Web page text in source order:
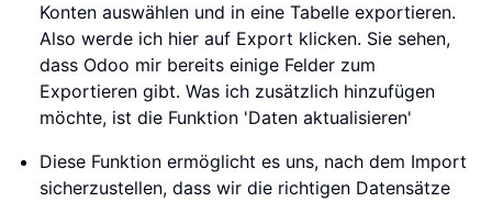
Konten auswählen und in eine Tabelle exportieren.
Also werde ich hier auf Export klicken. Sie sehen,
dass Odoo mir bereits einige Felder zum
Exportieren gibt. Was ich zusätzlich hinzufügen
möchte, ist die Funktion 'Daten aktualisieren'
Diese Funktion ermöglicht es uns, nach dem Import
sicherzustellen, dass wir die richtigen Datensätze